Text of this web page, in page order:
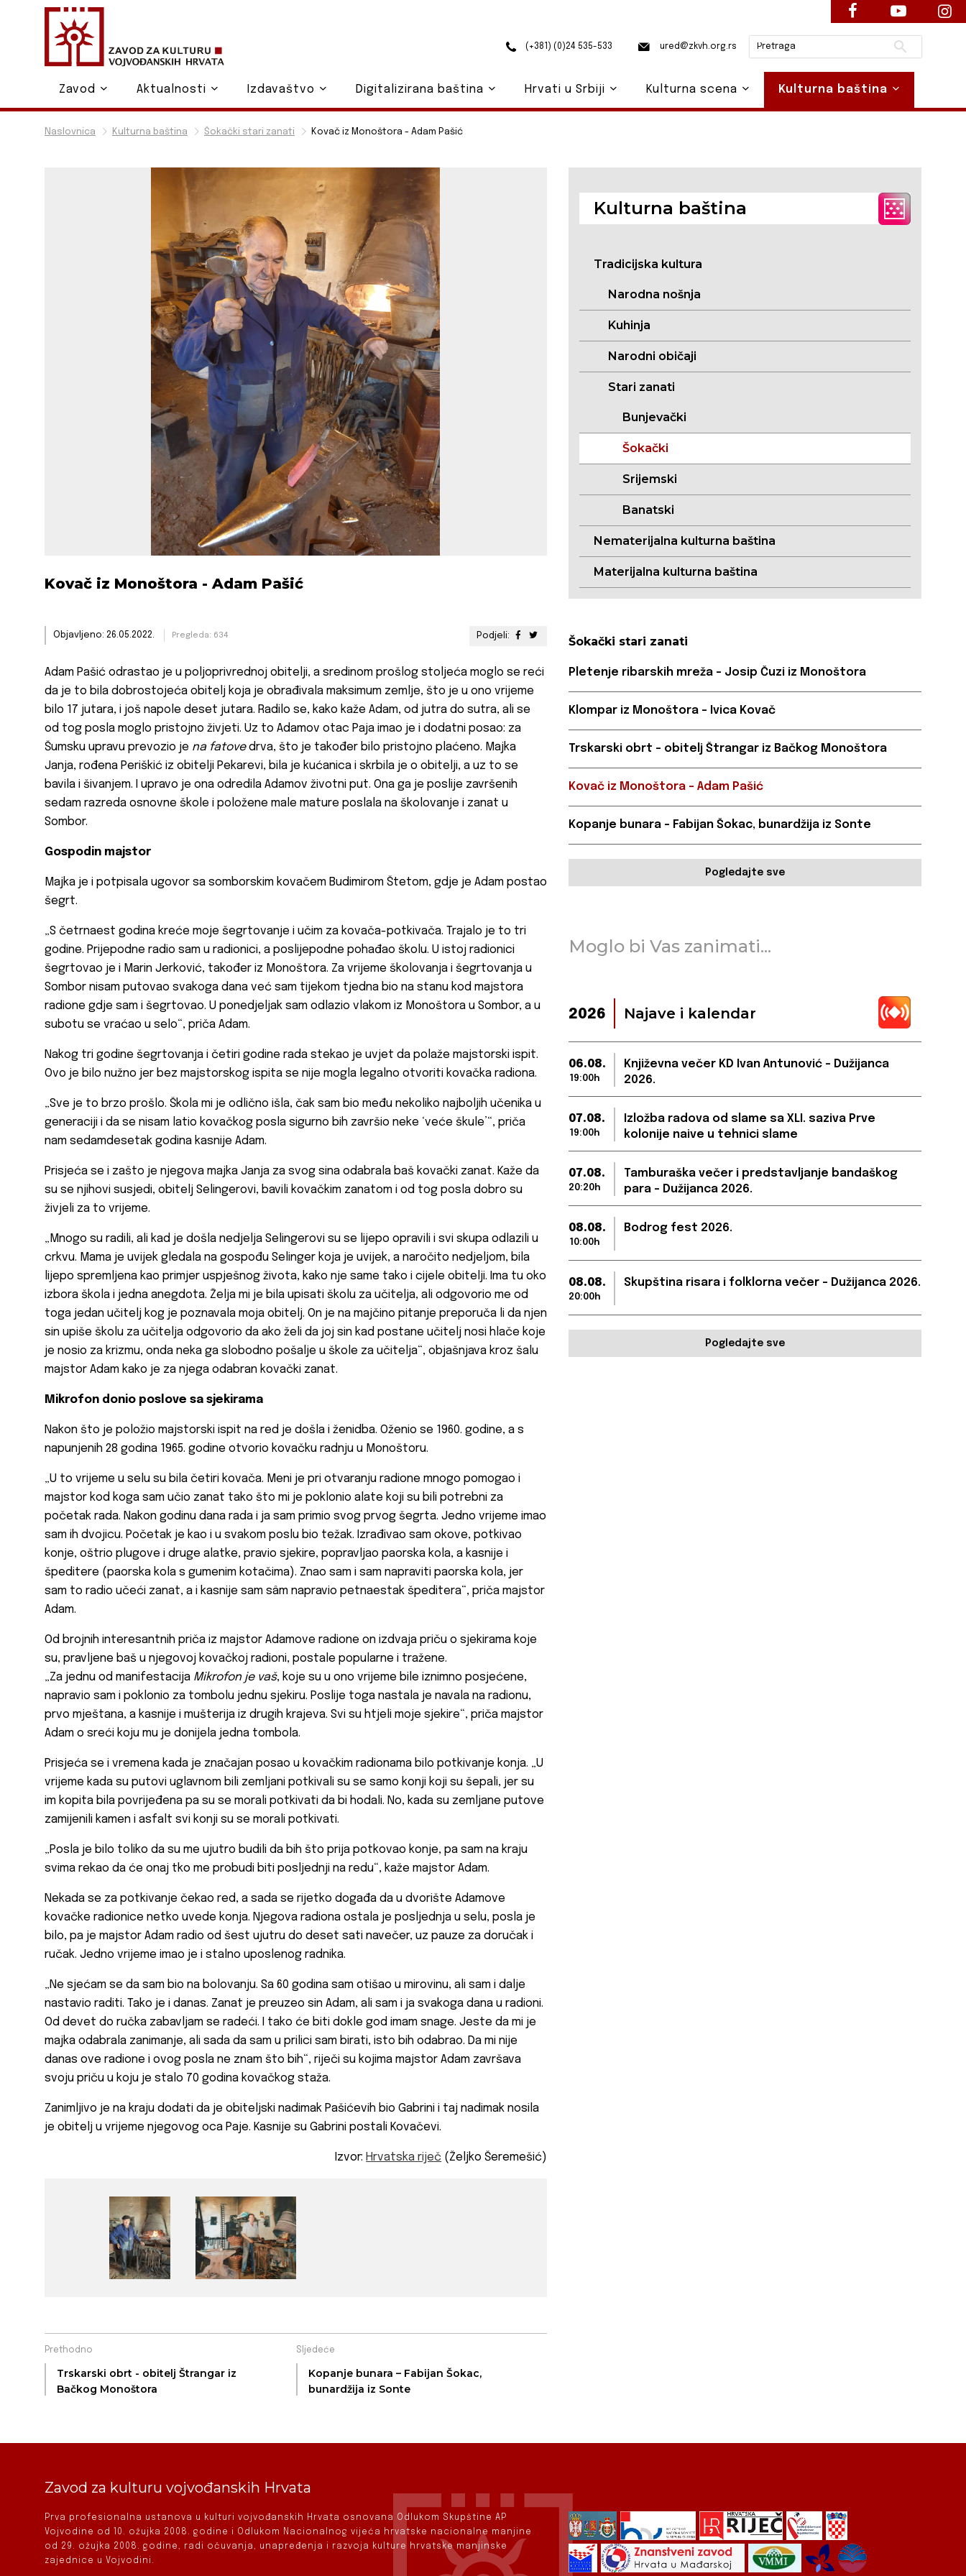
Naslovnica Kulturna baština Šokački stari zanati Kovač iz Monoštora - Adam Pašić
Kovač iz Monoštora - Adam Pašić
Podjeli:
Objavljeno: 26.05.2022. Pregleda: 634
Adam Pašić odrastao je u poljoprivrednoj obitelji, a sredinom prošlog stoljeća moglo se reći
da je to bila dobrostojeća obitelj koja je obrađivala maksimum zemlje, što je u ono vrijeme
bilo 17 jutara, i još napole deset jutara. Radilo se, kako kaže Adam, od jutra do sutra, ali se
od tog posla moglo pristojno živjeti. Uz to Adamov otac Paja imao je i dodatni posao: za
Šumsku upravu prevozio je na fatovedrva, što je također bilo pristojno plaćeno. Majka
Janja, rođena Periškić iz obitelji Pekarevi, bila je kućanica i skrbila je o obitelji, a uz to se
bavila i šivanjem. I upravo je ona odredila Adamov životni put. Ona ga je poslije završenih
sedam razreda osnovne škole i položene male mature poslala na školovanje i zanat u
Sombor.
Gospodin majstor
Majka je i potpisala ugovor sa somborskim kovačem Budimirom Štetom, gdje je Adam postao
šegrt.
„S četrnaest godina kreće moje šegrtovanje i učim za kovača-potkivača. Trajalo je to tri
godine. Prijepodne radio sam u radionici, a poslijepodne pohađao školu. U istoj radionici
šegrtovao je i Marin Jerković, također iz Monoštora. Za vrijeme školovanja i šegrtovanja u
Sombor nisam putovao svakoga dana već sam tijekom tjedna bio na stanu kod majstora
radione gdje sam i šegrtovao. U ponedjeljak sam odlazio vlakom iz Monoštora u Sombor, a u
subotu se vraćao u selo“, priča Adam.
Nakog tri godine šegrtovanja i četiri godine rada stekao je uvjet da polaže majstorski ispit.
Ovo je bilo nužno jer bez majstorskog ispita se nije mogla legalno otvoriti kovačka radiona.
„Sve je to brzo prošlo. Škola mi je odlično išla, čak sam bio među nekoliko najboljih učenika u
generaciji i da se nisam latio kovačkog posla sigurno bih završio neke ‘veće škule’“, priča
nam sedamdesetak godina kasnije Adam.
Prisjeća se i zašto je njegova majka Janja za svog sina odabrala baš kovački zanat. Kaže da
su se njihovi susjedi, obitelj Selingerovi, bavili kovačkim zanatom i od tog posla dobro su
živjeli za to vrijeme.
„Mnogo su radili, ali kad je došla nedjelja Selingerovi su se lijepo opravili i svi skupa odlazili u
crkvu. Mama je uvijek gledala na gospođu Selinger koja je uvijek, a naročito nedjeljom, bila
lijepo spremljena kao primjer uspješnog života, kako nje same tako i cijele obitelji. Ima tu oko
izbora škola i jedna anegdota. Želja mi je bila upisati školu za učitelja, ali odgovorio me od
toga jedan učitelj kog je poznavala moja obitelj. On je na majčino pitanje preporuča li da njen
sin upiše školu za učitelja odgovorio da ako želi da joj sin kad postane učitelj nosi hlače koje
je nosio za krizmu, onda neka ga slobodno pošalje u škole za učitelja“, objašnjava kroz šalu
majstor Adam kako je za njega odabran kovački zanat.
Mikrofon donio poslove sa sjekirama
Nakon što je položio majstorski ispit na red je došla i ženidba. Oženio se 1960. godine, a s
napunjenih 28 godina 1965. godine otvorio kovačku radnju u Monoštoru.
„U to vrijeme u selu su bila četiri kovača. Meni je pri otvaranju radione mnogo pomogao i
majstor kod koga sam učio zanat tako što mi je poklonio alate koji su bili potrebni za
početak rada. Nakon godinu dana rada i ja sam primio svog prvog šegrta. Jedno vrijeme imao
sam ih dvojicu. Početak je kao i u svakom poslu bio težak. Izrađivao sam okove, potkivao
konje, oštrio plugove i druge alatke, pravio sjekire, popravljao paorska kola, a kasnije i
špeditere (paorska kola s gumenim kotačima). Znao sam i sam napraviti paorska kola, jer
sam to radio učeći zanat, a i kasnije sam sâm napravio petnaestak špeditera“, priča majstor
Adam.
Od brojnih interesantnih priča iz majstor Adamove radione on izdvaja priču o sjekirama koje
su, pravljene baš u njegovoj kovačkoj radioni, postale popularne i tražene.
„Za jednu od manifestacija Mikrofon je vaš, koje su u ono vrijeme bile iznimno posjećene,
napravio sam i poklonio za tombolu jednu sjekiru. Poslije toga nastala je navala na radionu,
prvo mještana, a kasnije i mušterija iz drugih krajeva. Svi su htjeli moje sjekire“, priča majstor
Adam o sreći koju mu je donijela jedna tombola.
Prisjeća se i vremena kada je značajan posao u kovačkim radionama bilo potkivanje konja. „U
vrijeme kada su putovi uglavnom bili zemljani potkivali su se samo konji koji su šepali, jer su
im kopita bila povrijeđena pa su se morali potkivati da bi hodali. No, kada su zemljane putove
zamijenili kamen i asfalt svi konji su se morali potkivati.
„Posla je bilo toliko da su me ujutro budili da bih što prija potkovao konje, pa sam na kraju
svima rekao da će onaj tko me probudi biti posljednji na redu“, kaže majstor Adam.
Nekada se za potkivanje čekao red, a sada se rijetko događa da u dvorište Adamove
kovačke radionice netko uvede konja. Njegova radiona ostala je posljednja u selu, posla je
bilo, pa je majstor Adam radio od šest ujutru do deset sati navečer, uz pauze za doručak i
ručak. Jedno vrijeme imao je i stalno uposlenog radnika.
„Ne sjećam se da sam bio na bolovanju. Sa 60 godina sam otišao u mirovinu, ali sam i dalje
nastavio raditi. Tako je i danas. Zanat je preuzeo sin Adam, ali sam i ja svakoga dana u radioni.
Od devet do ručka zabavljam se radeći. I tako će biti dokle god imam snage. Jeste da mi je
majka odabrala zanimanje, ali sada da sam u prilici sam birati, isto bih odabrao. Da mi nije
danas ove radione i ovog posla ne znam što bih“, riječi su kojima majstor Adam završava
svoju priču u koju je stalo 70 godina kovačkog staža.
Zanimljivo je na kraju dodati da je obiteljski nadimak Pašićevih bio Gabrini i taj nadimak nosila
je obitelj u vrijeme njegovog oca Paje. Kasnije su Gabrini postali Kovačevi.
Izvor:Hrvatska riječ (Željko Šeremešić)
Prethodno
Trskarski obrt - obitelj Štrangar iz
Bačkog Monoštora
Sljedeće
Kopanje bunara – Fabijan Šokac,
bunardžija iz Sonte
Kulturna baština
Tradicijska kultura
Narodna nošnja
Kuhinja
Narodni običaji
Stari zanati
Bunjevački
Šokački
Srijemski
Banatski
Nematerijalna kulturna baština
Materijalna kulturna baština
Šokački stari zanati
Pletenje ribarskih mreža – Josip Čuzi iz Monoštora
Klompar iz Monoštora - Ivica Kovač
Trskarski obrt - obitelj Štrangar iz Bačkog Monoštora
Kovač iz Monoštora - Adam Pašić
Kopanje bunara – Fabijan Šokac, bunardžija iz Sonte
Pogledajte sve
Moglo bi Vas zanimati...
2026 Najave i kalendar
06.08.
19:00h
Književna večer KD Ivan Antunović – Dužijanca
2026.
07.08.
19:00h
Izložba radova od slame sa XLI. saziva Prve
kolonije naive u tehnici slame
07.08.
20:20h
Tamburaška večer i predstavljanje bandaškog
para – Dužijanca 2026.
08.08.
10:00h
Bodrog fest 2026.
08.08.
20:00h
Skupština risara i folklorna večer – Dužijanca 2026.
Pogledajte sve
Zavod za kulturu vojvođanskih Hrvata
Prva profesionalna ustanova u kulturi vojvođanskih Hrvata osnovana Odlukom Skupštine AP
Vojvodine od 10. ožujka 2008. godine i Odlukom Nacionalnog vijeća hrvatske nacionalne manjine
od 29. ožujka 2008. godine, radi očuvanja, unapređenja i razvoja kulture hrvatske manjinske
zajednice u Vojvodini.
(+381) (0)24 535-533 ured@zkvh.org.rs Pretraži
Zavod Aktualnosti Izdavaštvo Digitalizirana baština Hrvati u Srbiji Kulturna scena Kulturna baština